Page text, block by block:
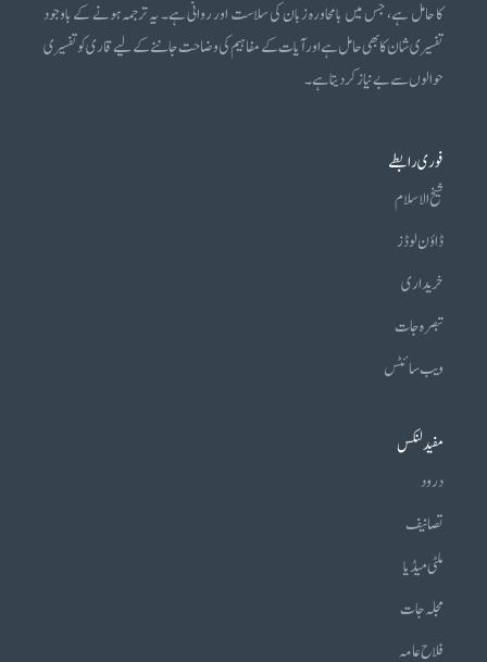
کا حامل ہے، جس میں بامحاورہ زبان کی سلاست اور روانی ہے۔ یہ ترجمہ ہونے کے باوجود
تفسیری شان کا بھی حامل ہے اور آیات کے مفاہیم کی وضاحت جاننے کے لیے قاری کو تفسیری
حوالوں سے بے نیاز کر دیتا ہے۔
فوری رابطے
شیخ الاسلام
ڈاؤن لوڈز
خریداری
تبصرہ جات
ویب سائٹس
مفید لنکس
درود
تصانیف
ملٹی میڈیا
مجلہ جات
فلاح عامہ